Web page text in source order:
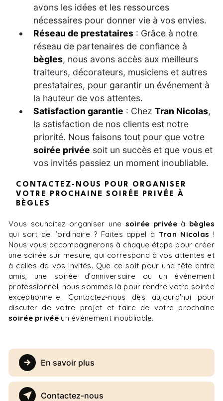
avons les idées et les ressources
nécessaires pour donner vie à vos envies.
Réseau de prestataires : Grâce à notre
réseau de partenaires de confiance à
bègles, nous avons accès aux meilleurs
traiteurs, décorateurs, musiciens et autres
prestataires, pour garantir un événement à
la hauteur de vos attentes.
Satisfaction garantie : Chez Tran Nicolas,
la satisfaction de nos clients est notre
priorité. Nous faisons tout pour que votre
soirée privée soit un succès et que vous et
vos invités passiez un moment inoubliable.
CONTACTEZ-NOUS POUR ORGANISER
VOTRE PROCHAINE SOIRÉE PRIVÉE À
BÈGLES
Vous souhaitez organiser une soirée privéeà bègles
qui sort de l’ordinaire ? Faites appel à Tran Nicolas !
Nous vous accompagnerons à chaque étape pour créer
une soirée sur mesure, qui correspond à vos attentes et
à celles de vos invités. Que ce soit pour une fête entre
amis, une soirée d’anniversaire ou un événement
professionnel, nous sommes là pour rendre votre soirée
exceptionnelle. Contactez-nous dès aujourd'hui pour
discuter de votre projet et faire de votre prochaine
soirée privéeun événement inoubliable.
En savoir plus
Contactez-nous